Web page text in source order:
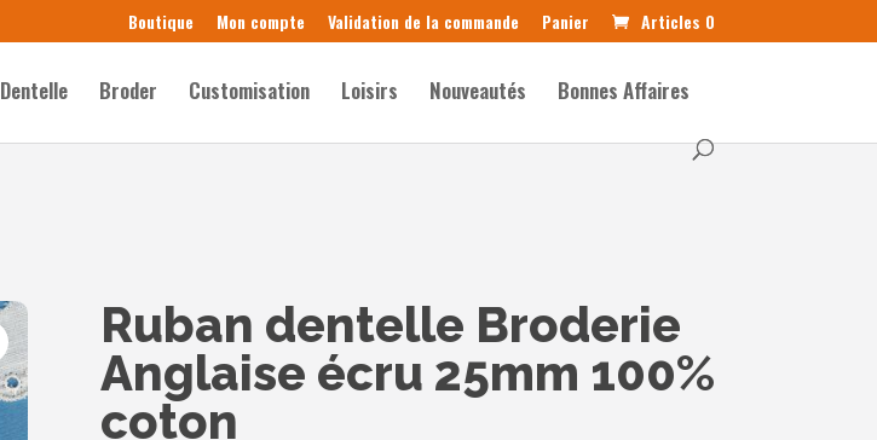
Boutique Mon compte Validation de la commande Panier Articles 0
Dentelle Broder Customisation Loisirs Nouveautés Bonnes Affaires
Ruban dentelle Broderie
Anglaise écru 25mm 100%
coton